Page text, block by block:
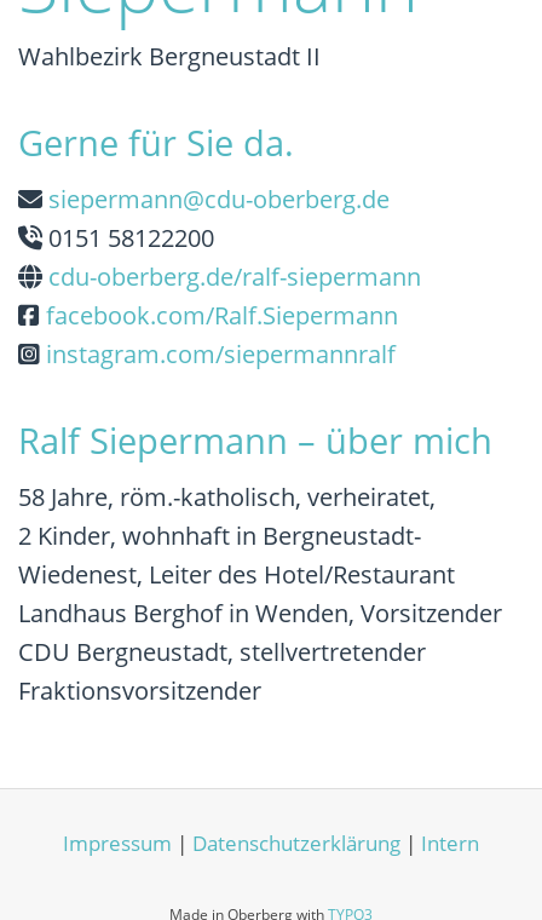
Wahlbezirk Bergneustadt II
Gerne für Sie da.
siepermann@cdu-oberberg.de
0151 58122200
cdu-oberberg.de/ralf-siepermann
facebook.com/Ralf.Siepermann
instagram.com/siepermannralf
Ralf Siepermann – über mich
58 Jahre, röm.-katholisch, verheiratet,
2 Kinder, wohnhaft in Bergneustadt-
Wiedenest, Leiter des Hotel/Restaurant
Landhaus Berghof in Wenden, Vorsitzender
CDU Bergneustadt, stellvertretender
Fraktionsvorsitzender
Impressum | Datenschutzerklärung | Intern
Made in Oberberg withTYPO3